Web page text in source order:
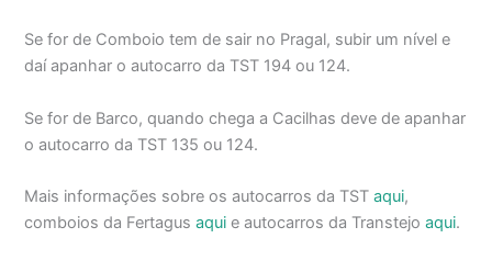
Se for de Comboio tem de sair no Pragal, subir um nível e
daí apanhar o autocarro da TST 194 ou 124.
Se for de Barco, quando chega a Cacilhas deve de apanhar
o autocarro da TST 135 ou 124.
Mais informações sobre os autocarros da TSTaqui,
comboios da Fertagusaqui e autocarros da Transtejoaqui.